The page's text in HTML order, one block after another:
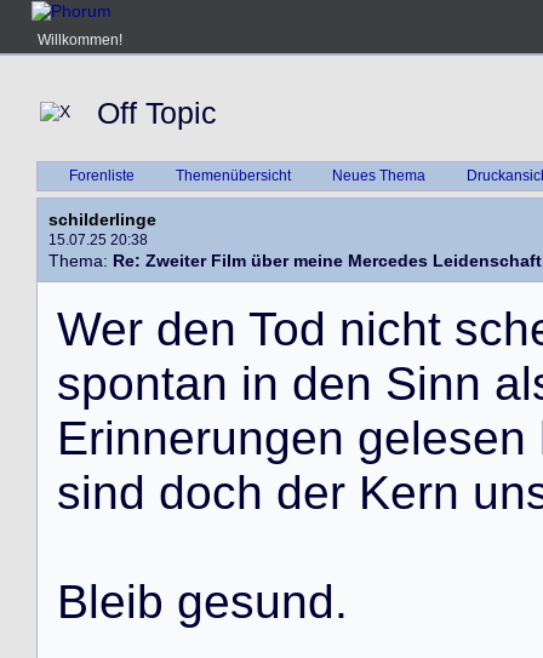
Willkommen!
Off Topic
Forenliste Themenübersicht Neues Thema
schilderlinge
15.07.25 20:38
Thema: Re: Zweiter Film über meine Mercedes Leidenschaft
Wer den Tod nicht sch
spontan in den Sinn al
Erinnerungen gelesen
sind doch der Kern un
Bleib gesund.